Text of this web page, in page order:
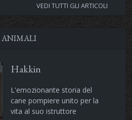
VEDI TUTTI GLI ARTICOLI
ANIMALI
Hakkin
L'emozionante storia del
cane pompiere unito per la
vita al suo istruttore